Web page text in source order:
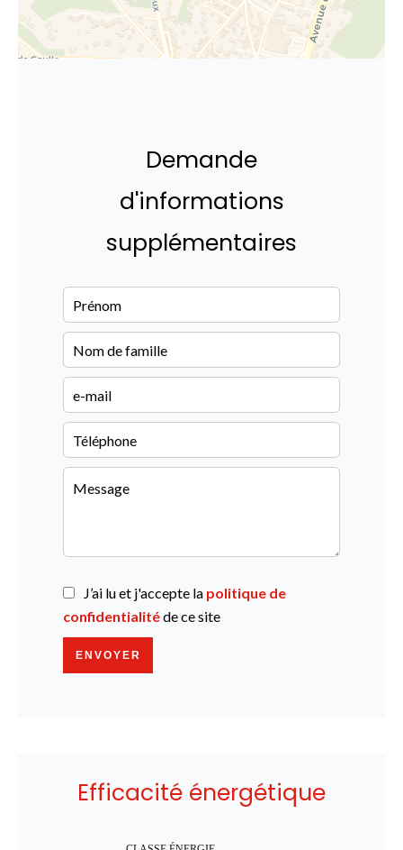
Demande
d'informations
supplémentaires
J’ai lu et j'accepte la politique de
confidentialitéde ce site
ENVOYER
Efficacité énergétique